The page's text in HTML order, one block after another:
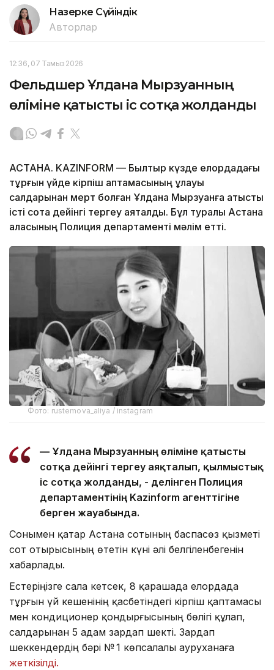
Назерке Сүйіндік
Авторлар
12:36, 07 Тамыз 2026
Фельдшер Ұлдана Мырзуанның
өліміне қатысты іс сотқа жолданды
АСТАНА. KAZINFORM — Былтыр күзде елордадағы
тұрғын үйде кірпіш қаптамасының құлауы
салдарынан мерт болған Ұлдана Мырзуанға қатысты
істі сотқа дейінгі тергеу аяқталды. Бұл туралы Астана
қаласының Полиция департаменті мәлім етті.
Фото: rustemova_aliya / instagram
— Ұлдана Мырзуанның өліміне қатысты
сотқа дейінгі тергеу аяқталып, қылмыстық
іс сотқа жолданды, - делінген Полиция
департаментінің Kazinform агенттігіне
берген жауабында.
Сонымен қатар Астана сотының баспасөз қызметі
сот отырысының өтетін күні әлі белгіленбегенін
хабарлады.
Естеріңізге сала кетсек, 8 қарашада елордада
тұрғын үй кешенінің қасбетіндегі кірпіш қаптамасы
мен кондиционер қондырғысының бөлігі құлап,
салдарынан 5 адам зардап шекті. Зардап
шеккендердің бәрі № 1 көпсалалы ауруханаға
жеткізілді.